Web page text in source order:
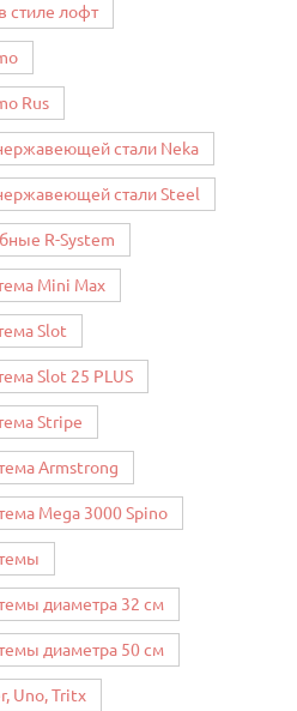
стиле лофт
Rus
стали Neka
стали Steel
R-System
Mini Max
Slot
Slot 25 PLUS
Stripe
Armstrong
Mega 3000 Spino
диаметра 32 см
диаметра 50 см
Uno, Tritx